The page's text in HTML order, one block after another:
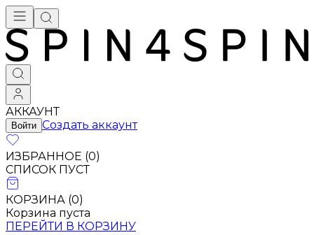
АККАУНТ
Войти Создать аккаунт
ИЗБРАННОЕ (0)
СПИСОК ПУСТ
КОРЗИНА (0)
Корзина пуста
ПЕРЕЙТИ В КОРЗИНУ